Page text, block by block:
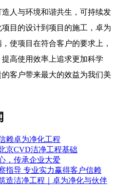
人与环境和谐共生，可持续发
目的设计到项目的施工，卓为
使项目在符合客户的要求上，
高使用效率上追求更加科学
客户带来最大的效益为我们美
赖卓为净化工程
京CVD洁净工程基础
，传承企业大爱
指导 专业实力赢得客户信赖
造洁净工程｜卓为净化与伙伴